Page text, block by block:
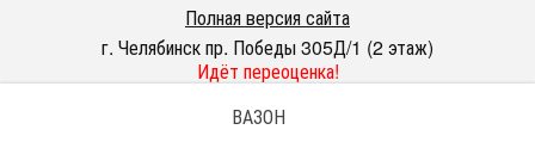
Полная версия сайта
г. Челябинск пр. Победы 305Д/1 (2 этаж)
Идёт переоценка!
ВАЗОН